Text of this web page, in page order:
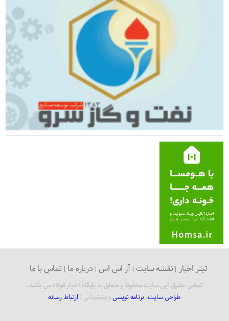
تیتر اخبار نقشه سایت آر اس اس درباره ما تماس با ما
تمامی حقوق این سایت محفوظ و متعلق به پایگاه اخبار فولاد می باشد.
طراحی سایت،برنامه نویسیو پشتیبانی :ارتباط رسانه